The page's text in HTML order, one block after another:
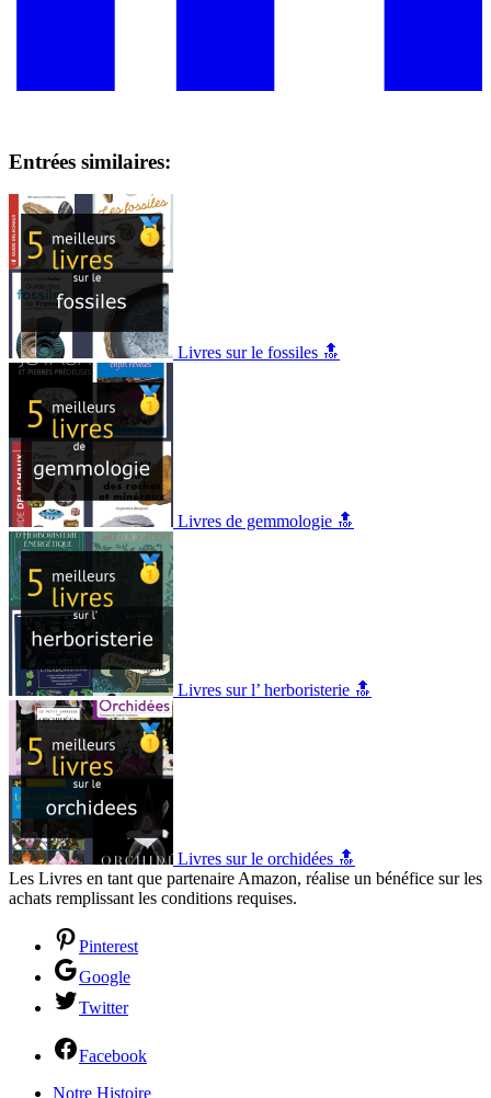
Entrées similaires:
Livres sur le fossiles 🔝
Livres de gemmologie 🔝
Livres sur l’ herboristerie 🔝
Livres sur le orchidées 🔝
Les Livres en tant que partenaire Amazon, réalise un bénéfice sur les
achats remplissant les conditions requises.
Pinterest
Google
Twitter
Facebook
Notre Histoire